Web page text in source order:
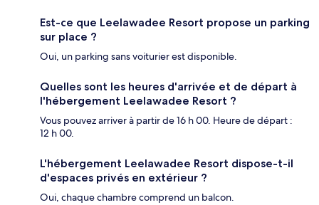
Est-ce que Leelawadee Resort propose un parking
sur place ?
Oui, un parking sans voiturier est disponible.
Quelles sont les heures d'arrivée et de départ à
l'hébergement Leelawadee Resort ?
Vous pouvez arriver à partir de 16 h 00. Heure de départ :
12 h 00.
L'hébergement Leelawadee Resort dispose-t-il
d'espaces privés en extérieur ?
Oui, chaque chambre comprend un balcon.